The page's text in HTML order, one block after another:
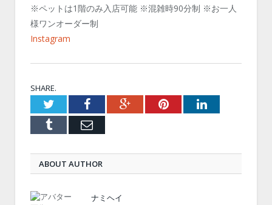
※ペットは1階のみ入店可能 ※混雑時90分制 ※お一人
様ワンオーダー制
Instagram
SHARE.
TwitterFacebookGoogle+PinterestLinkedIn
Tumblr Email
ABOUT AUTHOR
ナミヘイ